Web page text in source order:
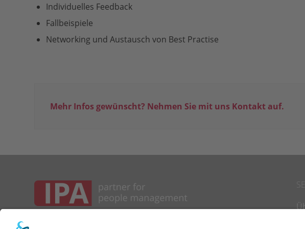
Individuelles Feedback
Fallbeispiele
Networking und Austausch von Best Practise
Mehr Infos gewünscht? Nehmen Sie mit uns Kontakt auf.